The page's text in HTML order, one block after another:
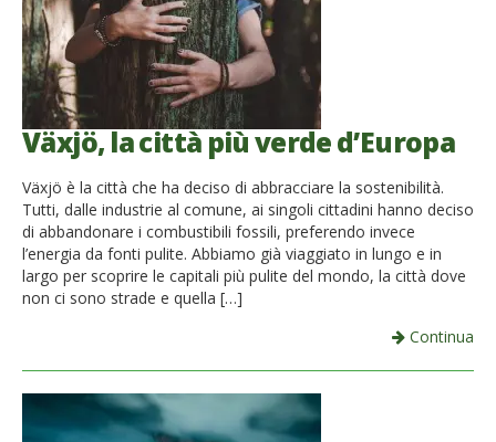
Växjö, la città più verde d’Europa
Växjö è la città che ha deciso di abbracciare la sostenibilità.
Tutti, dalle industrie al comune, ai singoli cittadini hanno deciso
di abbandonare i combustibili fossili, preferendo invece
l’energia da fonti pulite. Abbiamo già viaggiato in lungo e in
largo per scoprire le capitali più pulite del mondo, la città dove
non ci sono strade e quella […]
Continua